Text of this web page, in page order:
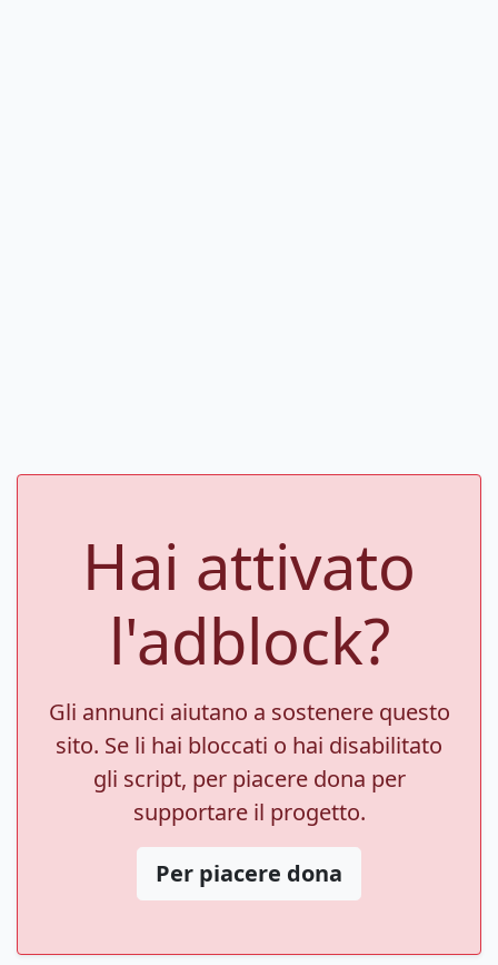
Hai attivato
l'adblock?
Gli annunci aiutano a sostenere questo
sito. Se li hai bloccati o hai disabilitato
gli script, per piacere dona per
supportare il progetto.
Per piacere dona